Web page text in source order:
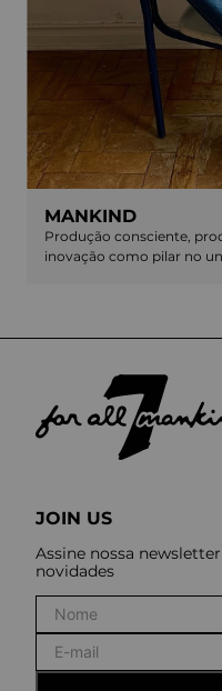
MANKIND
Produção consciente,
inovação como pilar no
JOIN US
Assine nossa
novidades